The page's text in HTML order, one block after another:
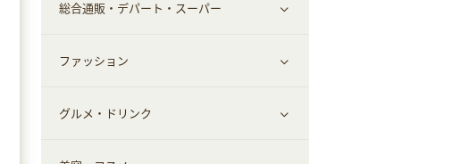
総合通販・デパート・スーパー
すべて見る
総合通販
ファッション
すべて見る
グルメ・ドリンク